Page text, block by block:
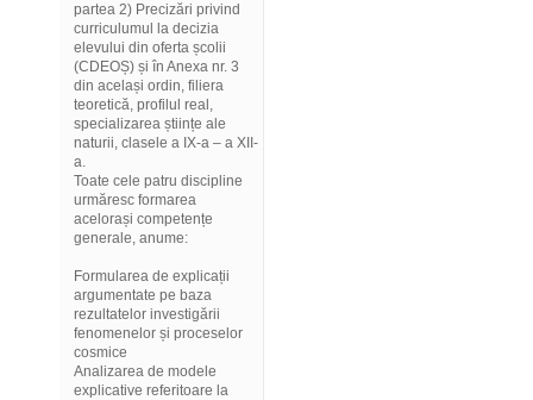
partea 2) Precizări privind
curriculumul la decizia
elevului din oferta școlii
(CDEOȘ) și în Anexa nr. 3
din același ordin, filiera
teoretică, profilul real,
specializarea științe ale
naturii, clasele a IX-a – a XII-
a.
Toate cele patru discipline
urmăresc formarea
acelorași competențe
generale, anume:
Formularea de explicații
argumentate pe baza
rezultatelor investigării
fenomenelor și proceselor
cosmice
Analizarea de modele
explicative referitoare la